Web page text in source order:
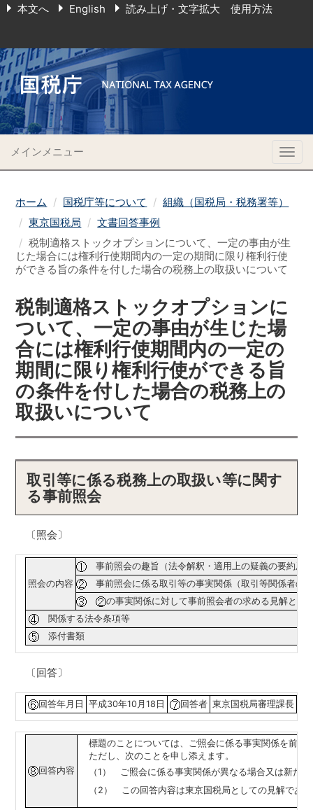
本文へ English 読み上げ・文字拡大 使用方法
メインメニュー
ホーム 国税庁等について
組織（国税局・税務署等）
東京国税局
文書回答事例
税制適格ストックオプションについて、一定の事由が生
じた場合には権利行使期間内の一定の期間に限り権利行使
ができる旨の条件を付した場合の税務上の取扱いについて
税制適格ストックオプションに
ついて、一定の事由が生じた場
合には権利行使期間内の一定の
期間に限り権利行使ができる旨
の条件を付した場合の税務上の
取扱いについて
取引等に係る税務上の取扱い等に関す
る事前照会
〔照会〕
照会の内容
事前照会の趣旨（法令解釈・適用上の疑義の要約及
事前照会に係る取引等の事実関係（取引等関係者の
の事実関係に対して事前照会者の求める見解とな
関係する法令条項等
添付書類
〔回答〕
回答年月日 平成30年10月18日 回答者 東京国税局審理課長
回答内容
標題のことについては、ご照会に係る事実関係を前
ただし、次のことを申し添えます。
（1） ご照会に係る事実関係が異なる場合又は新た
（2） この回答内容は東京国税局としての見解であ